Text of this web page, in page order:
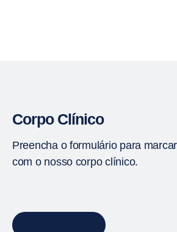
Corpo Clínico
Preencha o formulário para
com o nosso corpo clínico.